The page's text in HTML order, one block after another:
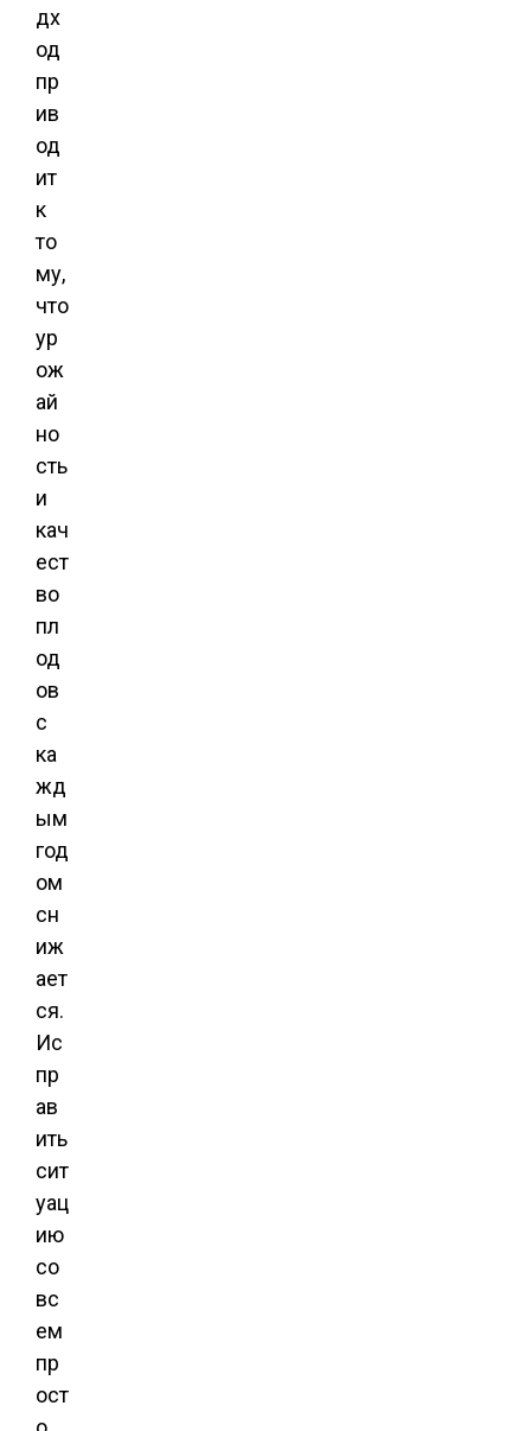
дх
од
пр
ив
од
ит
к
то
му,
что
ур
ож
ай
но
сть
и
кач
ест
во
пл
од
ов
с
ка
жд
ым
год
ом
сн
иж
ает
ся.
Ис
пр
ав
ить
сит
уац
ию
со
вс
ем
пр
ост